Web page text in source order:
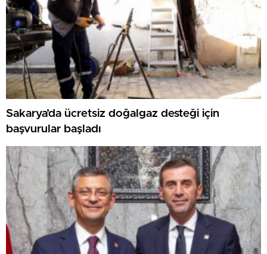
Sakarya’da ücretsiz doğalgaz desteği için
başvurular başladı